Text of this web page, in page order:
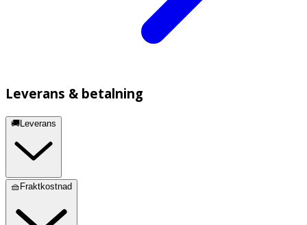
Leverans & betalning
🚚Leverans
🧺Fraktkostnad